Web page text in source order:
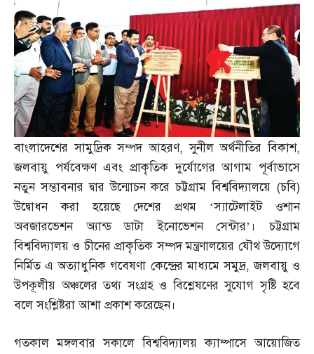
বাংলাদেশের সামুদ্রিক সম্পদ আহরণ,সুনীল অর্থনীতির বিকাশ,
জলবায়ু পর্যবেক্ষণ এবং প্রাকৃতিক দুর্যোগের আগাম পূর্বাভাসে
নতুন সম্ভাবনার দ্বার উন্মোচন করে চট্টগ্রাম বিশ্ববিদ্যালয়ে (চবি)
উদ্বোধন করা হয়েছে দেশের প্রথম ‘স্যাটেলাইট ওশান
অবজারভেশন অ্যান্ড ডাটা ইনোভেশন সেন্টার’। চট্টগ্রাম
বিশ্ববিদ্যালয় ও চীনের প্রাকৃতিক সম্পদ মন্ত্রণালয়ের যৌথ উদ্যোগে
নির্মিত এ অত্যাধুনিক গবেষণা কেন্দ্রের মাধ্যমে সমুদ্র,জলবায়ু ও
উপকূলীয় অঞ্চলের তথ্য সংগ্রহ ও বিশ্লেষণের সুযোগ সৃষ্টি হবে
বলে সংশ্লিষ্টরা আশা প্রকাশ করেছেন।
গতকাল মঙ্গলবার সকালে বিশ্ববিদ্যালয় ক্যাম্পাসে আয়োজিত